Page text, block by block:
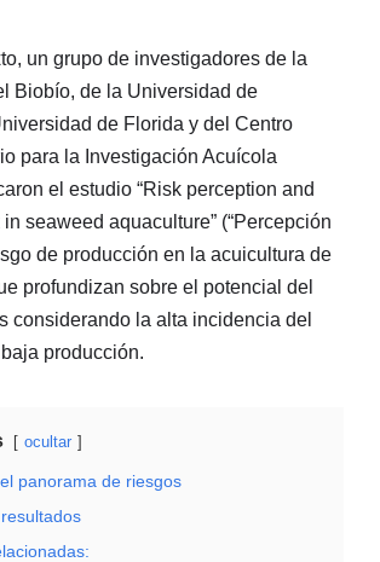
un grupo de investigadores de la
Biobío, de la Universidad de
de Florida y del Centro
para la Investigación Acuícola
el estudio “Risk perception and
seaweed aquaculture” (“Percepción
de producción en la acuicultura de
profundizan sobre el potencial del
considerando la alta incidencia del
producción.
ocultar
panorama de riesgos